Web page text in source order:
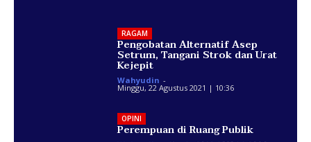
RAGAM
Pengobatan Alternatif Asep
Setrum, Tangani Strok dan Urat
Kejepit
Wahyudin -
Minggu, 22 Agustus 2021 | 10:36
OPINI
Perempuan di Ruang Publik